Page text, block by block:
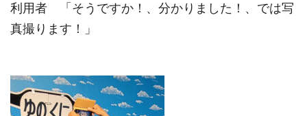
利用者 「そうですか！、分かりました！、では写
真撮ります！」